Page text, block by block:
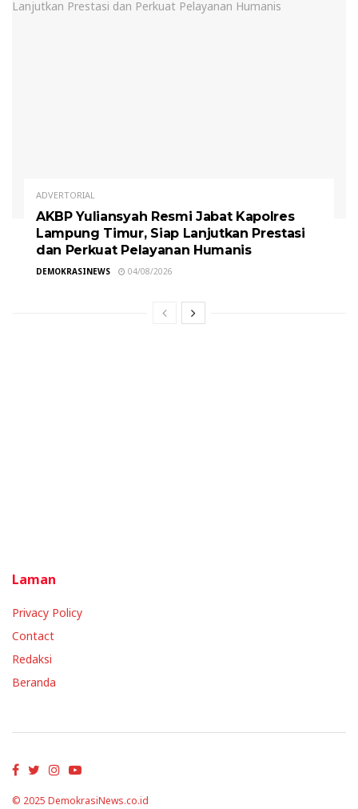
ADVERTORIAL
AKBP Yuliansyah Resmi Jabat Kapolres
Lampung Timur, Siap Lanjutkan Prestasi
dan Perkuat Pelayanan Humanis
DEMOKRASINEWS 04/08/2026
Laman
Privacy Policy
Contact
Redaksi
Beranda
© 2025 DemokrasiNews.co.id